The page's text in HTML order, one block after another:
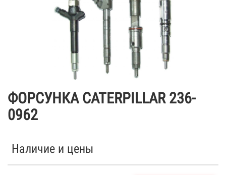
ФОРСУНКА CATERPILLAR 236-
0962
Наличие и цены